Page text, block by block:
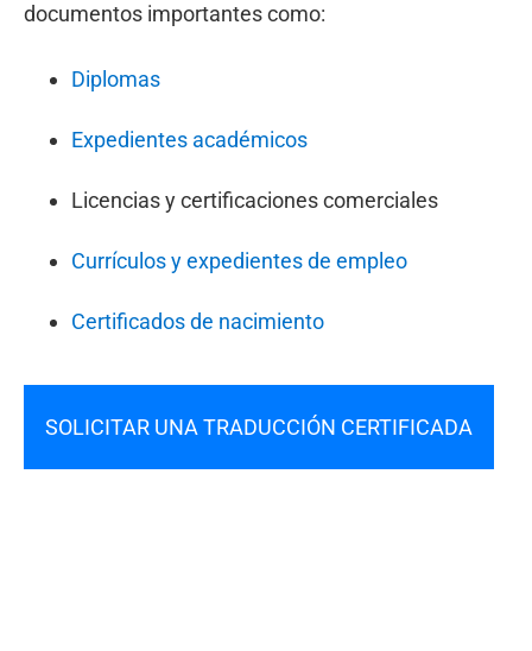
documentos importantes como:
Diplomas
Expedientes académicos
Licencias y certificaciones comerciales
Currículos y expedientes de empleo
Certificados de nacimiento
SOLICITAR UNA TRADUCCIÓN CERTIFICADA